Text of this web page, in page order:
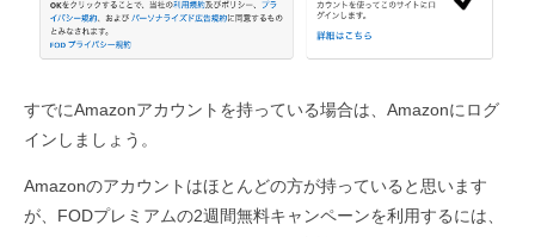
すでにAmazonアカウントを持っている場合は、Amazonにログ
インしましょう。
Amazonのアカウントはほとんどの方が持っていると思います
が、FODプレミアムの2週間無料キャンペーンを利用するには、